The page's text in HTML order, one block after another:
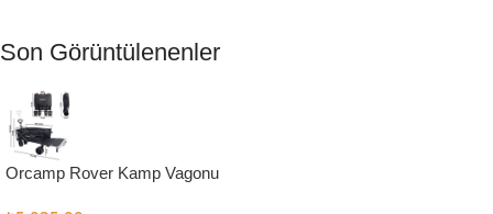
Muftağı
Kampçı
Şefler İçin
Keşfet
Son Görüntülenenler
Orcamp Rover Kamp Vagonu